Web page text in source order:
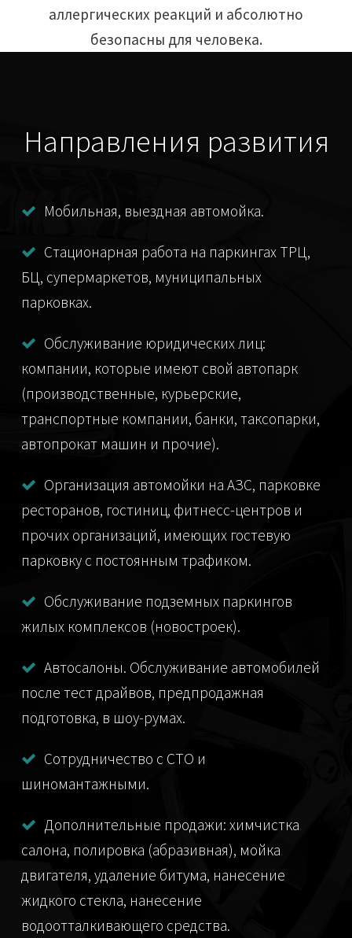
аллергических реакций и абсолютно
безопасны для человека.
Направления развития
Мобильная, выездная автомойка.
Стационарная работа на паркингах ТРЦ,
БЦ, супермаркетов, муниципальных
парковках.
Обслуживание юридических лиц:
компании, которые имеют свой автопарк
(производственные, курьерские,
транспортные компании, банки, таксопарки,
автопрокат машин и прочие).
Организация автомойки на АЗС, парковке
ресторанов, гостиниц, фитнесс-центров и
прочих организаций, имеющих гостевую
парковку с постоянным трафиком.
Обслуживание подземных паркингов
жилых комплексов (новостроек).
Автосалоны. Обслуживание автомобилей
после тест драйвов, предпродажная
подготовка, в шоу-румах.
Сотрудничество с СТО и
шиномантажными.
Дополнительные продажи: химчистка
салона, полировка (абразивная), мойка
двигателя, удаление битума, нанесение
жидкого стекла, нанесение
водоотталкивающего средства.